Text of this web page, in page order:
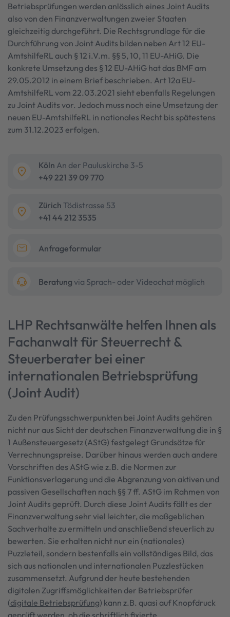
Betriebsprüfungen werden anlässlich eines Joint Audits
also von den Finanzverwaltungen zweier Staaten
gleichzeitig durchgeführt. Die Rechtsgrundlage für die
Durchführung von Joint Audits bilden neben Art 12 EU-
AmtshilfeRL auch § 12 i.V.m. §§ 5, 10, 11 EU-AHiG. Die
konkrete Umsetzung des § 12 EU-AHiG hat das BMF am
29.05.2012 in einem Brief beschrieben. Art 12a EU-
AmtshilfeRL vom 22.03.2021 sieht ebenfalls Regelungen
zu Joint Audits vor. Jedoch muss noch eine Umsetzung der
neuen EU-AmtshilfeRL in nationales Recht bis spätestens
zum 31.12.2023 erfolgen.
Köln An der Pauluskirche 3-5
+49 221 39 09 770
Zürich Tödistrasse 53
+41 44 212 3535
Anfrageformular
Beratung via Sprach- oder Videochat möglich
LHP Rechtsanwälte helfen Ihnen als
Fachanwalt für Steuerrecht &
Steuerberater bei einer
internationalen Betriebsprüfung
(Joint Audit)
Zu den Prüfungsschwerpunkten bei Joint Audits gehören
nicht nur aus Sicht der deutschen Finanzverwaltung die in §
1 Außensteuergesetz (AStG) festgelegt Grundsätze für
Verrechnungspreise. Darüber hinaus werden auch andere
Vorschriften des AStG wie z.B. die Normen zur
Funktionsverlagerung und die Abgrenzung von aktiven und
passiven Gesellschaften nach §§ 7 ff. AStG im Rahmen von
Joint Audits geprüft. Durch diese Joint Audits fällt es der
Finanzverwaltung sehr viel leichter, die maßgeblichen
Sachverhalte zu ermitteln und anschließend steuerlich zu
bewerten. Sie erhalten nicht nur ein (nationales)
Puzzleteil, sondern bestenfalls ein vollständiges Bild, das
sich aus nationalen und internationalen Puzzlestücken
zusammensetzt. Aufgrund der heute bestehenden
digitalen Zugriffsmöglichkeiten der Betriebsprüfer
(digitale Betriebsprüfung) kann z.B. quasi auf Knopfdruck
geprüft werden, ob die schriftlich fixierte